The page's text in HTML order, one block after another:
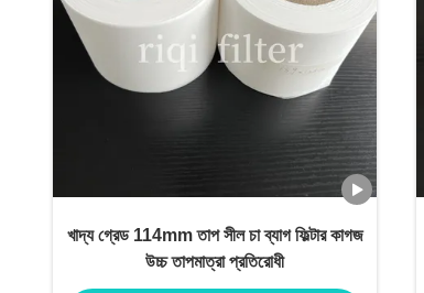
খাদ্য গ্রেড 114mm তাপ সীল চা ব্যাগ ফিল্টার কাগজ
উচ্চ তাপমাত্রা প্রতিরোধী